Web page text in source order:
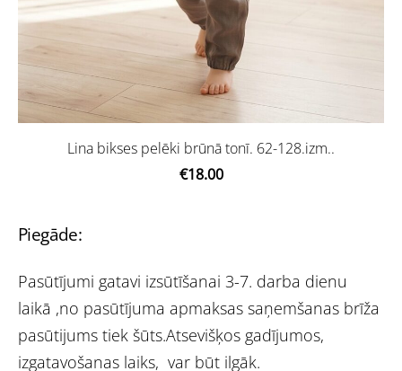
Piegāde:
Pasūtījumi gatavi izsūtīšanai 3-7. darba dienu
laikā ,no pasūtījuma apmaksas saņemšanas brīža
pasūtijums tiek šūts.Atsevišķos gadījumos,
izgatavošanas laiks, var būt ilgāk.
Lina bikses pelēki brūnā tonī. 62-128.izm..
€18.00